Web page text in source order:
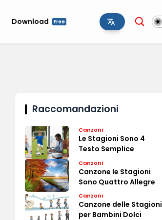
Download Free
Raccomandazioni
Canzoni
Le Stagioni Sono 4
Testo Semplice
Canzoni
Canzone le Stagioni
Sono Quattro Allegre
Canzoni
Canzone delle Stagioni
per Bambini Dolci